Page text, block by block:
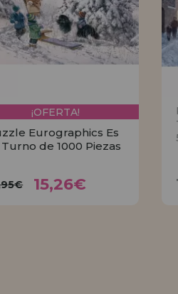
¡OFERTA!
Eurographics Es
de 1000 Piezas
15,26€